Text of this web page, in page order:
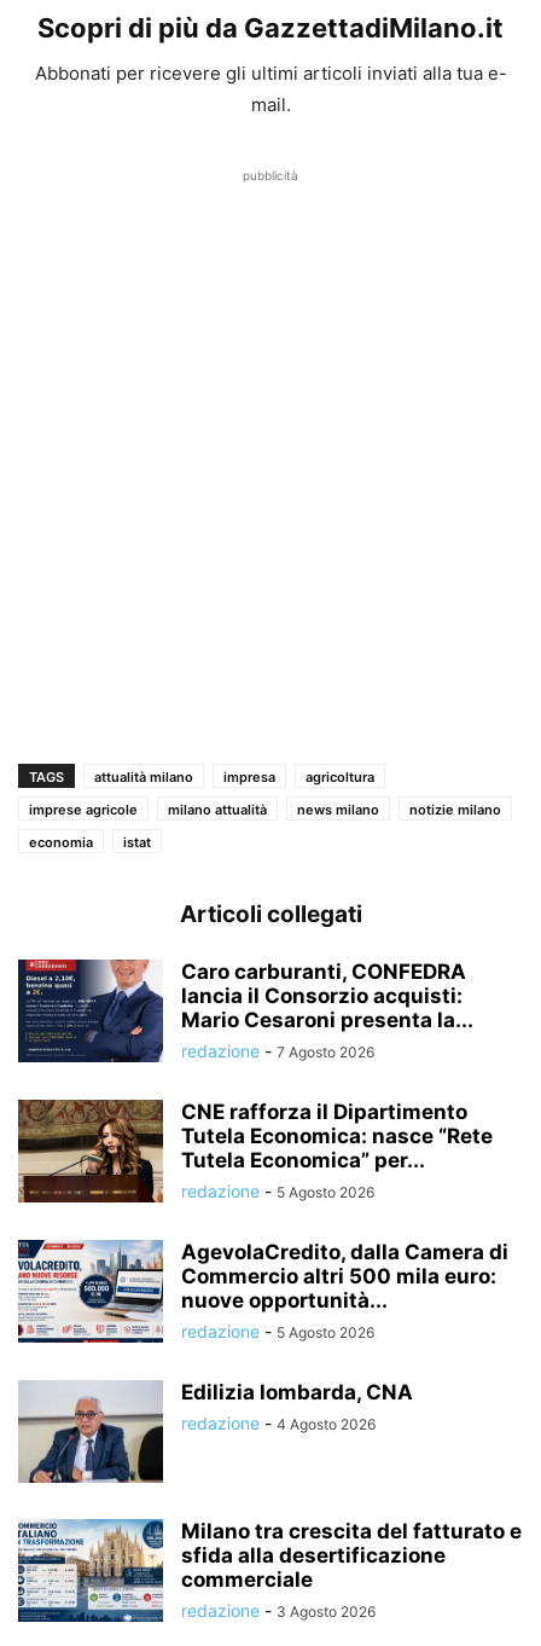
Scopri di più da GazzettadiMilano.it
Abbonati per ricevere gli ultimi articoli inviati alla tua e-
mail.
pubblicità
TAGS attualità milano impresa
agricoltura
imprese agricole
milano attualità news milano
notizie milano
economia
istat
Articoli collegati
Caro carburanti, CONFEDRA
lancia il Consorzio acquisti:
Mario Cesaroni presenta la...
redazione - 7 Agosto 2026
CNE rafforza il Dipartimento
Tutela Economica: nasce “Rete
Tutela Economica” per...
redazione - 5 Agosto 2026
AgevolaCredito, dalla Camera di
Commercio altri 500 mila euro:
nuove opportunità...
redazione - 5 Agosto 2026
Edilizia lombarda, CNA
redazione - 4 Agosto 2026
Milano tra crescita del fatturato e
sfida alla desertificazione
commerciale
redazione - 3 Agosto 2026